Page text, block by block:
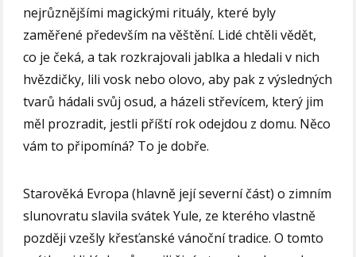
nejrůznějšími magickými rituály, které byly
zaměřené především na věštění. Lidé chtěli vědět,
co je čeká, a tak rozkrajovali jablka a hledali v nich
hvězdičky, lili vosk nebo olovo, aby pak z výsledných
tvarů hádali svůj osud, a házeli střevícem, který jim
měl prozradit, jestli příští rok odejdou z domu. Něco
vám to připomíná? To je dobře.
Starověká Evropa (hlavně její severní část) o zimním
slunovratu slavila svátek Yule, ze kterého vlastně
později vzešly křesťanské vánoční tradice. O tomto